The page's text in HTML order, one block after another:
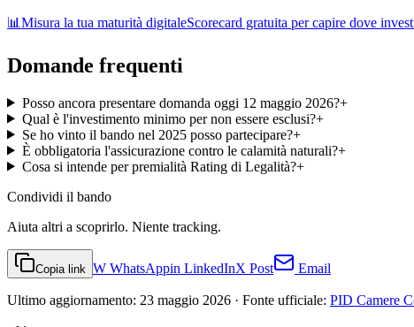
📊 Misura la tua maturità digitaleScorecard gratuita per capire dove
Domande frequenti
Posso ancora presentare domanda oggi 12 maggio 2026?+
Qual è l'investimento minimo per non essere esclusi?+
Se ho vinto il bando nel 2025 posso partecipare?+
È obbligatoria l'assicurazione contro le calamità naturali?+
Cosa si intende per premialità Rating di Legalità?+
Condividi il bando
Aiuta altri a scoprirlo. Niente tracking.
Copia link W WhatsAppin LinkedInX Post Email
Ultimo aggiornamento: 23 maggio 2026 · Fonte ufficiale: PID Camere